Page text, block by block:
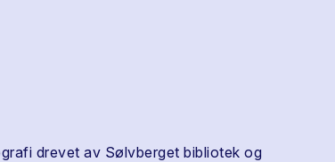
drevet av Sølvberget bibliotek og